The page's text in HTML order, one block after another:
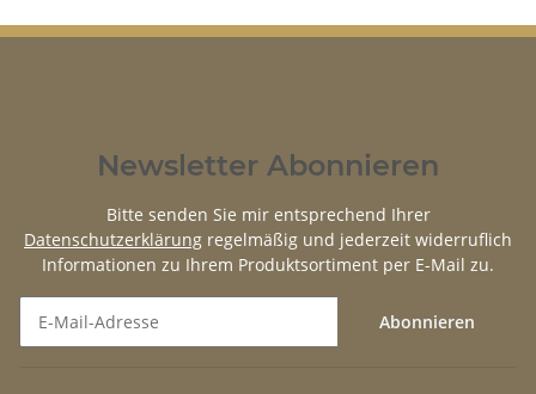
Newsletter Abonnieren
Bitte senden Sie mir entsprechend Ihrer
Datenschutzerklärung regelmäßig und jederzeit widerruflich
Informationen zu Ihrem Produktsortiment per E-Mail zu.
Abonnieren